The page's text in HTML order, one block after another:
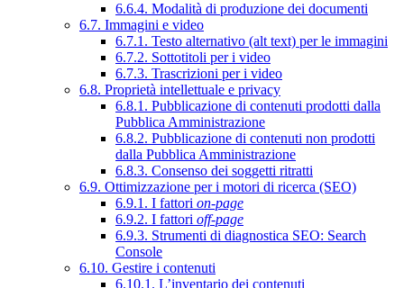
6.6.4. Modalità di produzione dei documenti
6.7. Immagini e video
6.7.1. Testo alternativo (alt text) per le immagini
6.7.2. Sottotitoli per i video
6.7.3. Trascrizioni per i video
6.8. Proprietà intellettuale e privacy
6.8.1. Pubblicazione di contenuti prodotti dalla
Pubblica Amministrazione
6.8.2. Pubblicazione di contenuti non prodotti
dalla Pubblica Amministrazione
6.8.3. Consenso dei soggetti ritratti
6.9. Ottimizzazione per i motori di ricerca (SEO)
6.9.1. I fattori on-page
6.9.2. I fattori off-page
6.9.3. Strumenti di diagnostica SEO: Search
Console
6.10. Gestire i contenuti
6.10.1. L’inventario dei contenuti